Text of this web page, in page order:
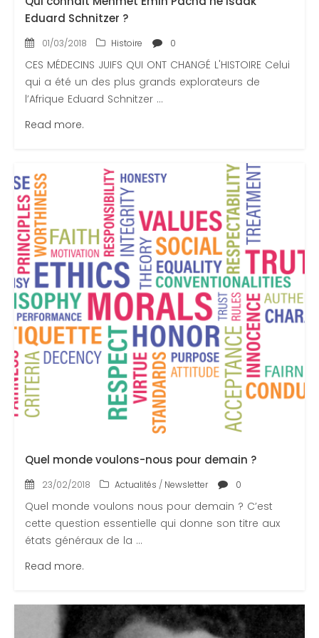
Eduard Schnitzer ?
01/03/2018 Histoire 0
CES MÉDECINS JUIFS QUI ONT CHANGÉ L'HISTOIRE Celui
qui a été un des plus grands explorateurs de
l’Afrique Eduard Schnitzer ...
Read more.
Quel monde voulons-nous pour demain ?
23/02/2018 Actualités / Newsletter 0
Quel monde voulons nous pour demain ? C’est
cette question essentielle qui donne son titre aux
états généraux de la ...
Read more.